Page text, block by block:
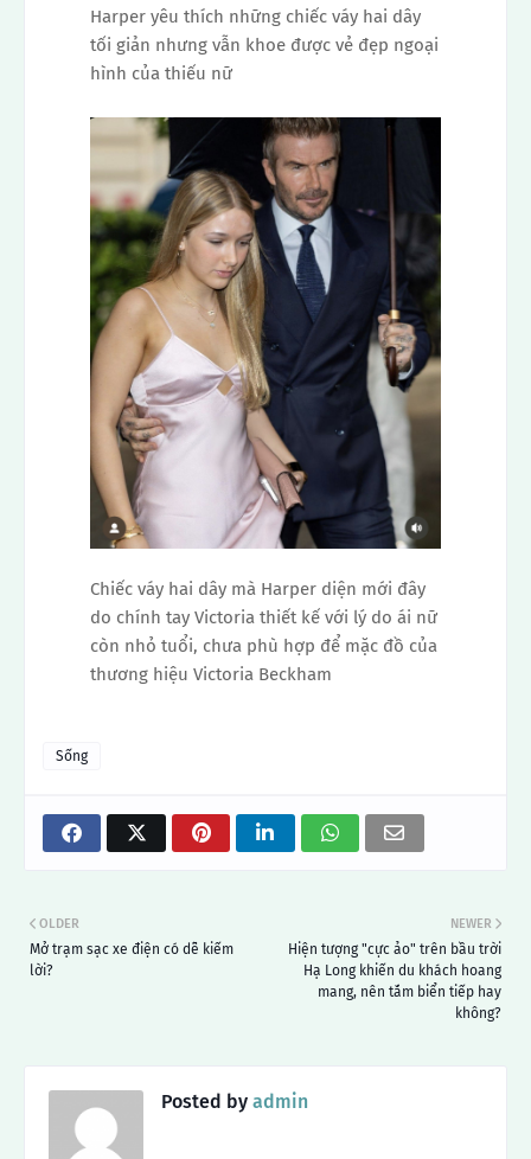
Harper yêu thích những chiếc váy hai dây
tối giản nhưng vẫn khoe được vẻ đẹp ngoại
hình của thiếu nữ
Chiếc váy hai dây mà Harper diện mới đây
do chính tay Victoria thiết kế với lý do ái nữ
còn nhỏ tuổi, chưa phù hợp để mặc đồ của
thương hiệu Victoria Beckham
Sống
NEWER
Hiện tượng "cực ảo" trên bầu trời
Hạ Long khiến du khách hoang
mang, nên tắm biển tiếp hay
không?
OLDER
Mở trạm sạc xe điện có dễ kiếm
lời?
Posted by admin